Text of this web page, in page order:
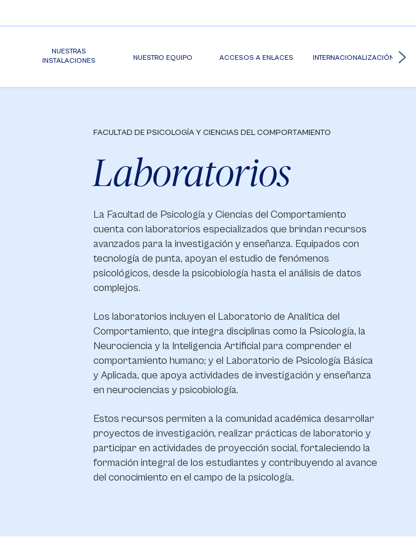
NUESTRAS
INSTALACIONES
NUESTRO EQUIPO ACCESOS A ENLACES INTERNACIONALIZACIÓN
FACULTAD DE PSICOLOGÍA Y CIENCIAS DEL COMPORTAMIENTO
Laboratorios
La Facultad de Psicología y Ciencias del Comportamiento
cuenta con laboratorios especializados que brindan recursos
avanzados para la investigación y enseñanza. Equipados con
tecnología de punta, apoyan el estudio de fenómenos
psicológicos, desde la psicobiología hasta el análisis de datos
complejos.
Los laboratorios incluyen el Laboratorio de Analítica del
Comportamiento, que integra disciplinas como la Psicología, la
Neurociencia y la Inteligencia Artificial para comprender el
comportamiento humano; y el Laboratorio de Psicología Básica
y Aplicada, que apoya actividades de investigación y enseñanza
en neurociencias y psicobiología.
Estos recursos permiten a la comunidad académica desarrollar
proyectos de investigación, realizar prácticas de laboratorio y
participar en actividades de proyección social, fortaleciendo la
formación integral de los estudiantes y contribuyendo al avance
del conocimiento en el campo de la psicología.